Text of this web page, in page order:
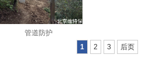
管道防护
1 2 3 后页